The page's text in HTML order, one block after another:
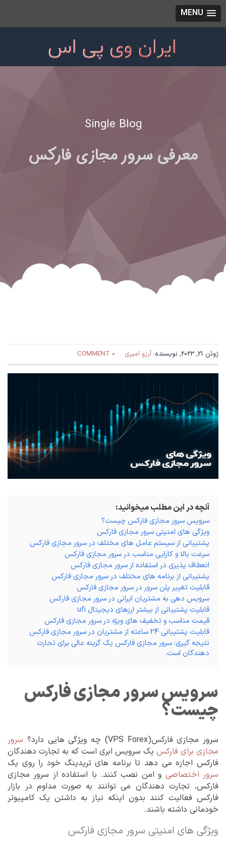
MENU
Single Blog
معرفی سرور مجازی فارکس
ژوئن 21, 2023, نویسنده: آرزو امیری 0 COMMENT
آنچه در این مطلب میخوانید:
سرویس سرور مجازی فارکس چیست؟
ویژگی های امنیتی سرور مجازی فارکس
پشتیبانی از سیستم عامل های مختلف در سرور مجازی فارکس
سرعت بالا و کارایی مناسب در سرور مجازی فارکس
انعطاف پذیری در استفاده از سرور مجازی فارکس
پشتیبانی از برنامه های مختلف در سرور مجازی فارکس
قابلیت تغییر پلن سرور در سرور مجازی فارکس
سرویس دهی به مشتریان ایرانی در سرور مجازی فارکس
قابلیت پشتیبانی از بیشتر ارزهای دیجیتال ufi
قیمت مناسب و تخفیف های ویژه در سرور مجازی فارکس
قابلیت پشتیبانی 24 ساعته از مشتریان در سرور مجازی فارکس
نتیجه گیری: سرور مجازی فارکس یک گزینه عالی برای تجارت
دهندگان است.
سرویس سرور مجازی فارکس
چیست؟
سرور مجازی فارکس(VPS Forex) چه ویژگی هایی دارد؟
سرور
مجازی برای فارکس یک سرویس ابری است که به تجارت دهندگان
فارکس اجازه می دهد تا برنامه های تریدینگ خود را روی یک
سرور اختصاصی و امن نصب کنند. با استفاده از سرور مجازی
فارکس، تجارت دهندگان می توانند به صورت مداوم در بازار
فارکس فعالیت کنند بدون اینکه نیاز به داشتن یک کامپیوتر
خودمانی داشته باشند.
ویژگی های امنیتی سرور مجازی فارکس